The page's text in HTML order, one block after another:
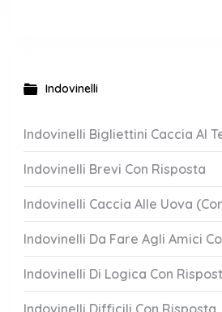
Indovinelli
Indovinelli Bigliettini Caccia Al
Indovinelli Brevi Con Risposta
Indovinelli Caccia Alle Uova
Indovinelli Da Fare Agli Amici
Indovinelli Di Logica Con
Indovinelli Difficili Con Risposta